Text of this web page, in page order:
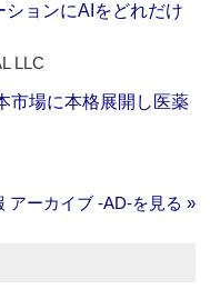
ョンにAIをどれだけ
LLC
市場に本格展開し医薬
アーカイブ ‐AD‐を見る »